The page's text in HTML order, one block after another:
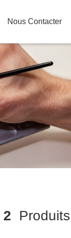
Nous Contacter
2 Produits